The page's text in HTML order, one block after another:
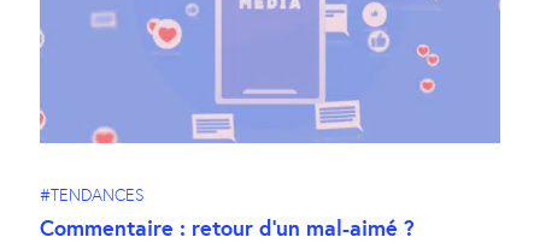
#TENDANCES
Commentaire : retour d’un mal-aimé ?